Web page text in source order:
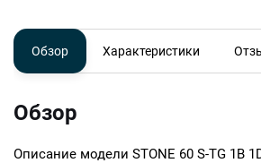
Обзор Характеристики
Обзор
Описание модели STONE 60 S-TG 1B